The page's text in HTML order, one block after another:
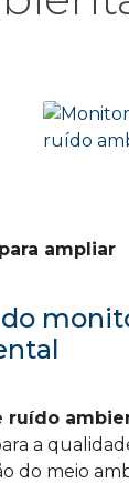
ampliar
ruído
a
do meio